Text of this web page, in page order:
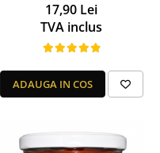
17,90 Lei
TVA inclus
ADAUGA IN COS